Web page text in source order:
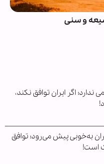
و سنی
ندارد؛ اگر ایران توافق نکند،
به‌خوبی پیش می‌رود؛ توافق
است!